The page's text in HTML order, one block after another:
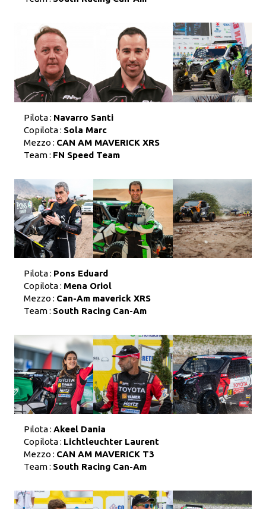
Pilota : Navarro Santi
Copilota : Sola Marc
Mezzo : CAN AM MAVERICK XRS
Team : FN Speed Team
Pilota : Pons Eduard
Copilota : Mena Oriol
Mezzo : Can-Am maverick XRS
Team : South Racing Can-Am
Pilota : Akeel Dania
Copilota : Lichtleuchter Laurent
Mezzo : CAN AM MAVERICK T3
Team : South Racing Can-Am